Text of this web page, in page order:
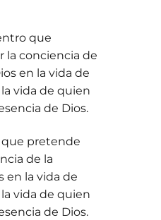
que
la conciencia de
en la vida de
vida de quien
de Dios.
pretende
de la
en la vida de
vida de quien
de Dios.